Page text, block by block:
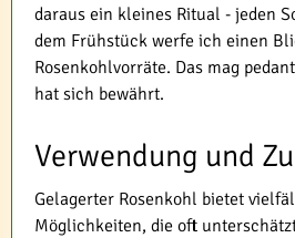
daraus ein kleines Ritual - jeden
dem Frühstück werfe ich einen
Rosenkohlvorräte. Das mag
hat sich bewährt.
Verwendung und
Gelagerter Rosenkohl bietet
Möglichkeiten, die oft